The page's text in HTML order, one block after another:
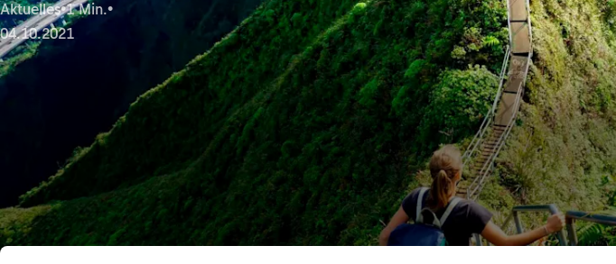
Aktuelles•1 Min.•
04.10.2021